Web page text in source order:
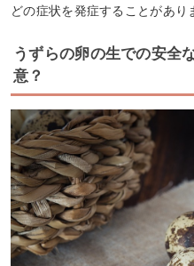
どの症状を発症することがあり
うずらの卵の生での安全
意？